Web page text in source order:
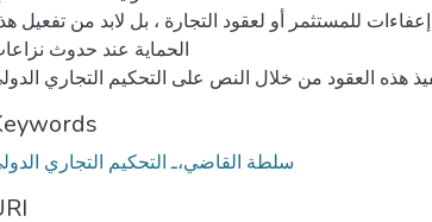
للمستثمر أو لعقود التجارة ، بل لابد من تفعيل
الحماية عند حدوث
هذه العقود من خلال النص على التحكيم التجاري
سلطة القاضي،ـ التحكيم التجاري